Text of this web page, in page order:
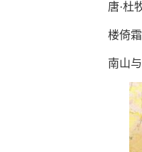
唐·杜
楼倚霜
南山与